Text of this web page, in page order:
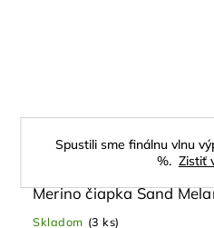
Spustili sme finálnu vlnu
%. Zistiť
Merino čiapka Sand
Skladom (3 ks)